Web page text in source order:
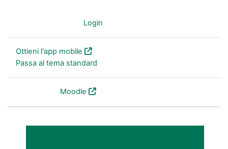
Login
Ottieni l'app mobile
Passa al tema standard
Moodle